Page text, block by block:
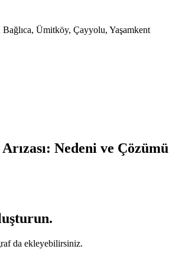
Ümitköy, Çayyolu, Yaşamkent
Nedeni ve Çözümü
da ekleyebilirsiniz.